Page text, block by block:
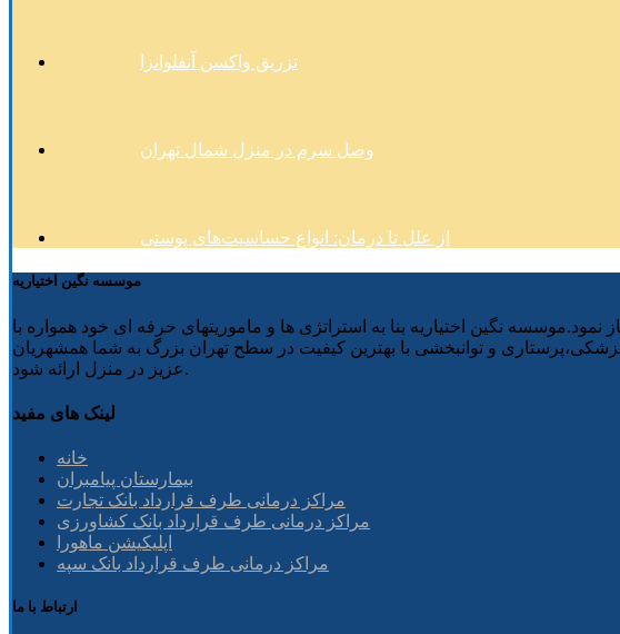
تزریق واکسن آنفلوانزا
وصل سرم در منزل شمال تهران
از علل تا درمان: انواع حساسیت‌های پوستی
موسسه نگین اختیاریه
نمود.موسسه نگین اختیاریه بنا به استراتژی ها و ماموریتهای حرفه ای خود همواره با
و توانبخشی با بهترین کیفیت در سطح تهران بزرگ به شما همشهریان
عزیز در منزل ارائه شود.
لینک های مفید
خانه
بیمارستان پیامبران
مراکز درمانی طرف قرارداد بانک تجارت
مراکز درمانی طرف قرارداد بانک کشاورزی
اپلیکیشن ماهورا
مراکز درمانی طرف قرارداد بانک سپه
ارتباط با ما